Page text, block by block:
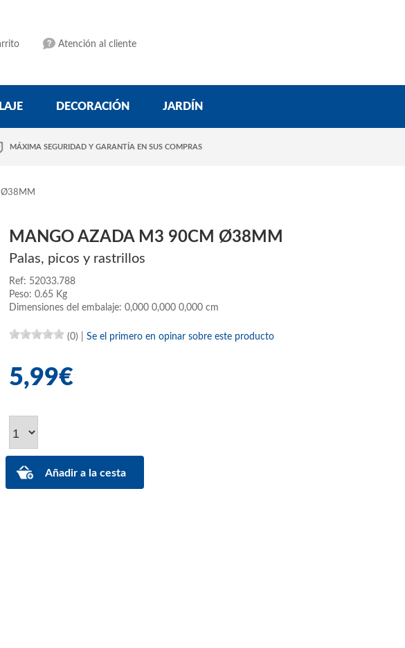
Atención al cliente
DECORACIÓN JARDÍN
MÁXIMA SEGURIDAD Y GARANTÍA EN SUS COMPRAS
Ø38MM
MANGO AZADA M3 90CM Ø38MM
Palas, picos y rastrillos
Ref: 52033.788
Peso: 0.65 Kg
Dimensiones del embalaje: 0,000 0,000 0,000 cm
(0) Se el primero en opinar sobre este producto
5,99€